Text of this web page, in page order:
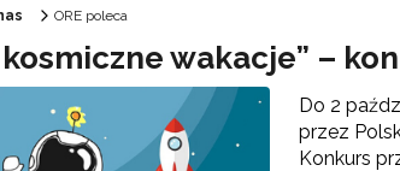
Rozwoju Edukacji"
ORE poleca
kosmiczne wakacje” –
Do 2
przez
Konkurs